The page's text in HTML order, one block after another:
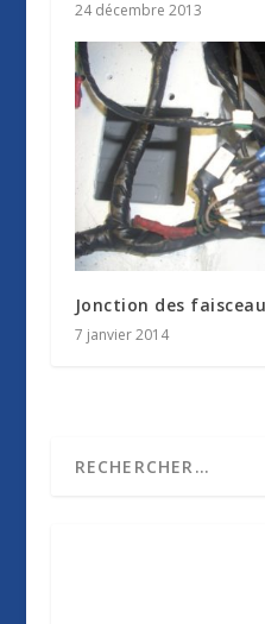
24 décembre 2013
Jonction des
7 janvier 2014